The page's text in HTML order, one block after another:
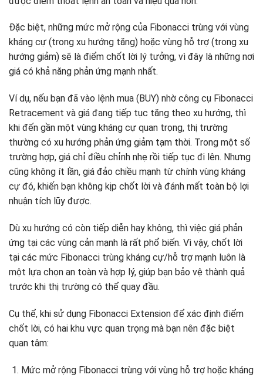
Đặc biệt, những mức mở rộng của Fibonacci trùng với vùng
kháng cự (trong xu hướng tăng) hoặc vùng hỗ trợ (trong xu
hướng giảm) sẽ là điểm chốt lời lý tưởng, vì đây là những nơi
giá có khả năng phản ứng mạnh nhất.
Ví dụ, nếu bạn đã vào lệnh mua (BUY) nhờ công cụ Fibonacci
Retracement và giá đang tiếp tục tăng theo xu hướng, thì
khi đến gần một vùng kháng cự quan trọng, thị trường
thường có xu hướng phản ứng giảm tạm thời. Trong một số
trường hợp, giá chỉ điều chỉnh nhẹ rồi tiếp tục đi lên. Nhưng
cũng không ít lần, giá đảo chiều mạnh từ chính vùng kháng
cự đó, khiến bạn không kịp chốt lời và đánh mất toàn bộ lợi
nhuận tích lũy được.
Dù xu hướng có còn tiếp diễn hay không, thì việc giá phản
ứng tại các vùng cản mạnh là rất phổ biến. Vì vậy, chốt lời
tại các mức Fibonacci trùng kháng cự/hỗ trợ mạnh luôn là
một lựa chọn an toàn và hợp lý, giúp bạn bảo vệ thành quả
trước khi thị trường có thể quay đầu.
Cụ thể, khi sử dụng Fibonacci Extension để xác định điểm
chốt lời, có hai khu vực quan trọng mà bạn nên đặc biệt
quan tâm:
Mức mở rộng Fibonacci trùng với vùng hỗ trợ hoặc kháng